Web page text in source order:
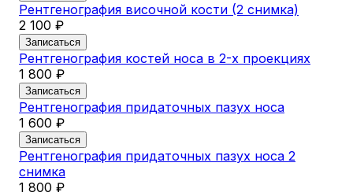
Рентгенография височной кости (2 снимка)
2 100 ₽
Записаться
Рентгенография костей носа в 2-х проекциях
1 800 ₽
Записаться
Рентгенография придаточных пазух носа
1 600 ₽
Записаться
Рентгенография придаточных пазух носа 2
снимка
1 800 ₽